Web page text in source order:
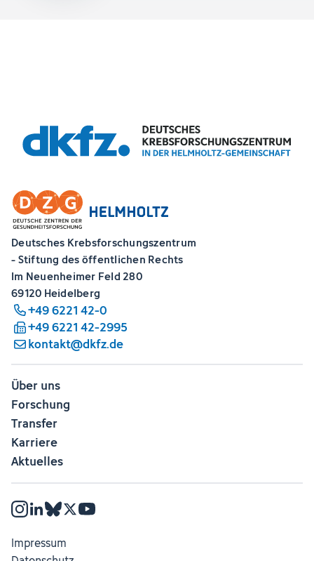
Deutsches Krebsforschungszentrum
- Stiftung des öffentlichen Rechts
Im Neuenheimer Feld 280
69120 Heidelberg
+49 6221 42-0
+49 6221 42-2995
kontakt@dkfz.de
Über uns
Forschung
Transfer
Karriere
Aktuelles
Impressum